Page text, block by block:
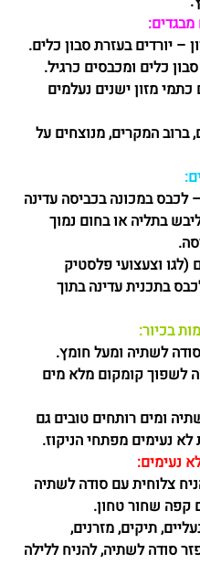
– יורדים בעזרת סבון כלים.
כלים ומכבסים כרגיל.
כתמי מזון ישנים נעלמים
המקרים, מנוצחים על
לכבס במכונה בכביסה עדינה
בתליה או בחום נמוך
(לגו וצעצועי פלסטיק
בתכנית עדינה בתוך
בכיור:
לשתיה ומעל חומץ.
לשפוך קומקום מלא מים
ומים רותחים טובים גם
לא נעימים מפתחי הניקוז.
נעימים:
צלוחית עם סודה לשתיה
קפה שחור טחון.
תיקים, מזרנים,
סודה לשתיה, להניח ללילה